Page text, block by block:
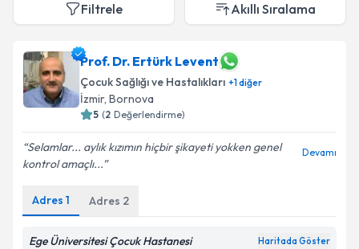
Filtrele Akıllı Sıralama
Prof. Dr. Ertürk Levent
Çocuk Sağlığı ve Hastalıkları +1diğer
İzmir, Bornova
5 (2 Değerlendirme)
Selamlar... aylık kızımın hiçbir şikayeti yokken genel
kontrol amaçlı...
Devamı
Adres 1 Adres 2
Ege Üniversitesi Çocuk Hastanesi Haritada Göster